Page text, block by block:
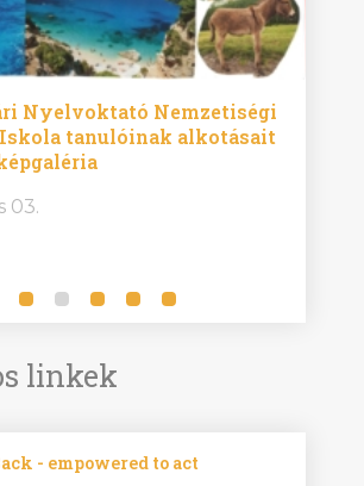
Nyelvoktató Nemzetiségi
tanulóinak alkotásait
03.
linkek
- empowered to act